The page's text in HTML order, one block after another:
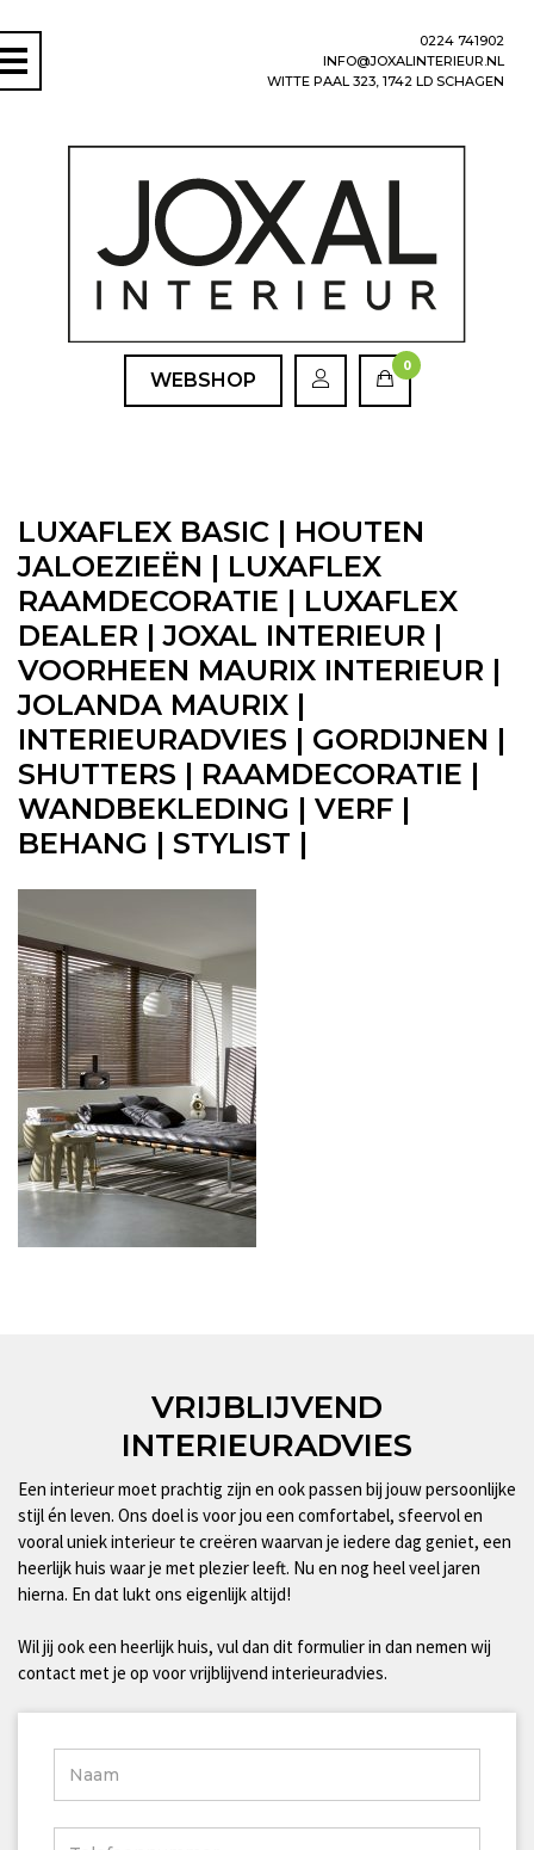
0224 741902
INFO@JOXALINTERIEUR.NL
WITTE PAAL 323, 1742 LD SCHAGEN
WEBSHOP
0
LUXAFLEX BASIC | HOUTEN
JALOEZIEËN | LUXAFLEX
RAAMDECORATIE | LUXAFLEX
DEALER | JOXAL INTERIEUR |
VOORHEEN MAURIX INTERIEUR |
JOLANDA MAURIX |
INTERIEURADVIES | GORDIJNEN |
SHUTTERS | RAAMDECORATIE |
WANDBEKLEDING | VERF |
BEHANG | STYLIST |
VRIJBLIJVEND
INTERIEURADVIES
Een interieur moet prachtig zijn en ook passen bij jouw persoonlijke
stijl én leven. Ons doel is voor jou een comfortabel, sfeervol en
vooral uniek interieur te creëren waarvan je iedere dag geniet, een
heerlijk huis waar je met plezier leeft. Nu en nog heel veel jaren
hierna. En dat lukt ons eigenlijk altijd!
Wil jij ook een heerlijk huis, vul dan dit formulier in dan nemen wij
contact met je op voor vrijblijvend interieuradvies.